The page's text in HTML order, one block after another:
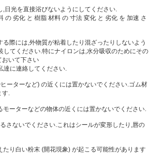
,日光を直接浴びないようにしてください.
の 劣化 と 樹脂 材料 の 寸法 変化 と 劣化 を 加速 さ
際には,外物質が粘着したり混ざったりしないよう
してください.特にナイロンは,水分吸収のためにその
おいて下さい
達に連絡してください.
ーターなど) の近くには置かないでください.ゴム材
す.
モーターなどの物体の近くには置かないでください.
さないでください.これはシールが変形したり,唇の
たり白い粉末 (開花現象) が起こる可能性があります